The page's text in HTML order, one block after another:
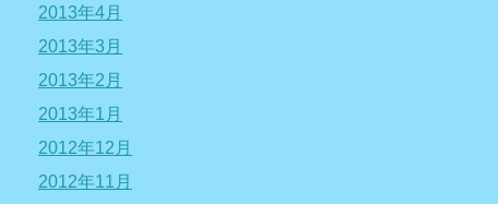
2013年4月
2013年3月
2013年2月
2013年1月
2012年12月
2012年11月